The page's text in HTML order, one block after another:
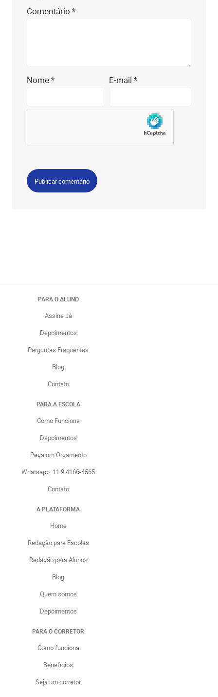
Comentário*
Nome* E-mail *
PARA O ALUNO
Assine Já
Depoimentos
Perguntas Frequentes
Blog
Contato
PARA A ESCOLA
Como Funciona
Depoimentos
Peça um Orçamento
Whatsapp: 11 9.4166-4565
Contato
A PLATAFORMA
Home
Redação para Escolas
Redação para Alunos
Blog
Quem somos
Depoimentos
PARA O CORRETOR
Como funciona
Benefícios
Seja um corretor